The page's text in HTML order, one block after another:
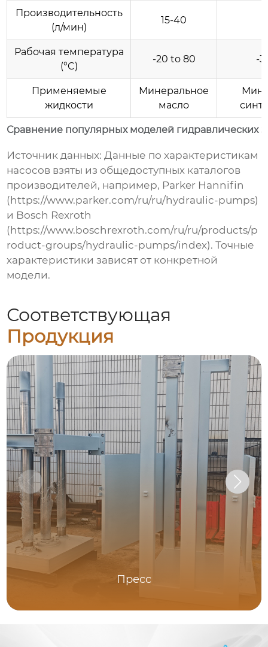
Сравнение популярных моделей гидравлических
Производительность
(л/мин)
15-40
Рабочая температура
(°C)
-20 to 80 -
Применяемые
жидкости
Минеральное
масло
Источник данных: Данные по характеристикам
насосов взяты из общедоступных каталогов
производителей, например, Parker Hannifin
( https://www.parker.com/ru/ru/hydraulic-pumps)
и Bosch Rexroth
( https://www.boschrexroth.com/ru/ru/products/p
roduct-groups/hydraulic-pumps/index). Точные
характеристики зависят от конкретной
модели.
Соответствующая
Продукция
Пресс